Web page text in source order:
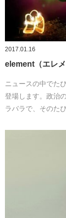
2017.01.16
element（エレ
ニュースの中でた
登場します。政治
ラバラで、そのた